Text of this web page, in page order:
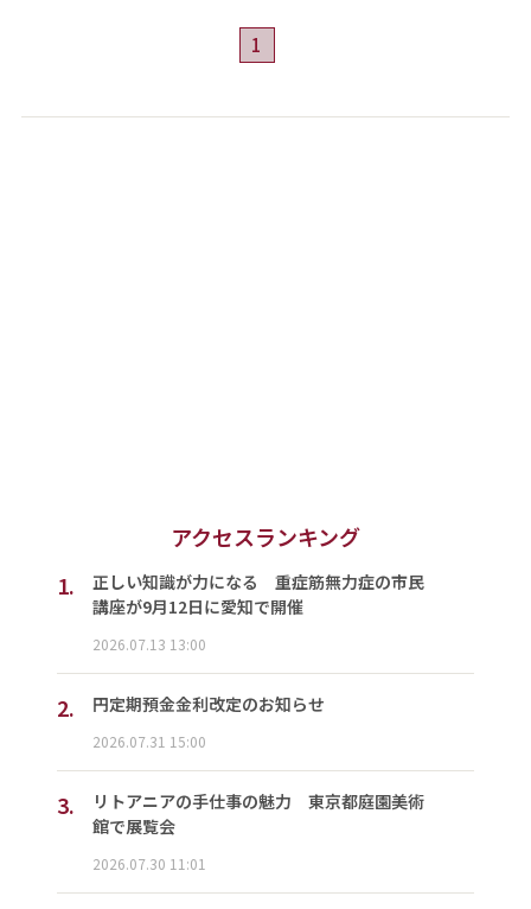
1
アクセスランキング
1.
正しい知識が力になる 重症筋無力症の市民
講座が9月12日に愛知で開催
2026.07.13 13:00
2. 円定期預金金利改定のお知らせ
2026.07.31 15:00
3.
リトアニアの手仕事の魅力 東京都庭園美術
館で展覧会
2026.07.30 11:01